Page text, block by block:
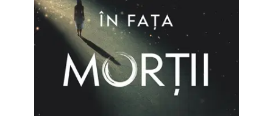
Audiobook
ReConnect
Religie
ScienceConnection
Senzatii/Thriller
Teens Book Club
Instrumente si Truse Geometrie
Seturi scolare
Calculator
Consumabile & Accesorii
COLOREAZA CU PRIETENII
De colorat
Pot desena minunat
Sa coloram cu Nicol
Carti educative
Codul copiilor de succes
Puzzle-uri
Puzzle 3D Lemn